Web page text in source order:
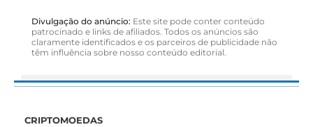
Divulgação do anúncio: Este site pode conter conteúdo
patrocinado e links de afiliados. Todos os anúncios são
claramente identificados e os parceiros de publicidade não
têm influência sobre nosso conteúdo editorial.
CRIPTOMOEDAS